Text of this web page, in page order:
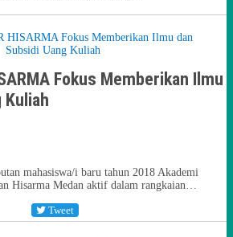
Fokus Memberikan Ilmu
Kuliah
mahasiswa/i baru tahun 2018 Akademi
Hisarma Medan aktif dalam rangkaian…
Tweet